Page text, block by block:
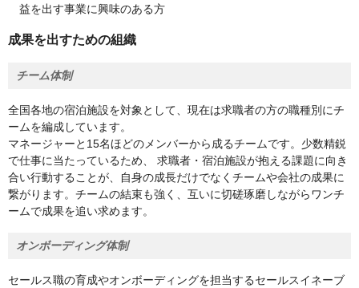
益を出す事業に興味のある方
成果を出すための組織
チーム体制
全国各地の宿泊施設を対象として、現在は求職者の方の職種別にチ
ームを編成しています。
マネージャーと15名ほどのメンバーから成るチームです。少数精鋭
で仕事に当たっているため、 求職者・宿泊施設が抱える課題に向き
合い行動することが、自身の成長だけでなくチームや会社の成果に
繋がります。チームの結束も強く、互いに切磋琢磨しながらワンチ
ームで成果を追い求めます。
オンボーディング体制
セールス職の育成やオンボーディングを担当するセールスイネーブ